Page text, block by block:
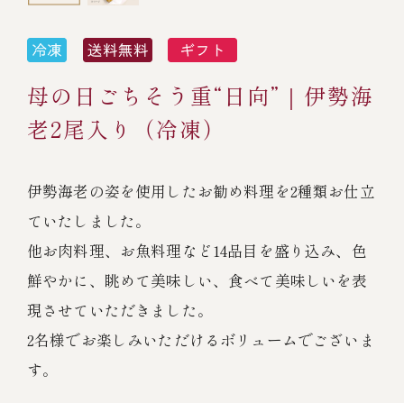
（中納言厨房）
企業情報
プライバシーポリシー 取引先エントリー
お味噌汁
レストラン商品
鉄板焼ひかり
中納言
お弁当（冷凍）
その他
ギフト/贈り物
母の日ごちそう重“日向”｜伊勢海
老2尾入り（冷凍）
伊勢海老の姿を使用したお勧め料理を2種類お仕立
ていたしました。
他お肉料理、お魚料理など14品目を盛り込み、色
鮮やかに、眺めて美味しい、食べて美味しいを表
現させていただきました。
2名様でお楽しみいただけるボリュームでございま
す。